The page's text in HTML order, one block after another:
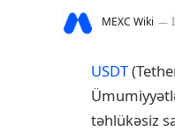
MEXC Wiki
USDT
təhlükəsiz